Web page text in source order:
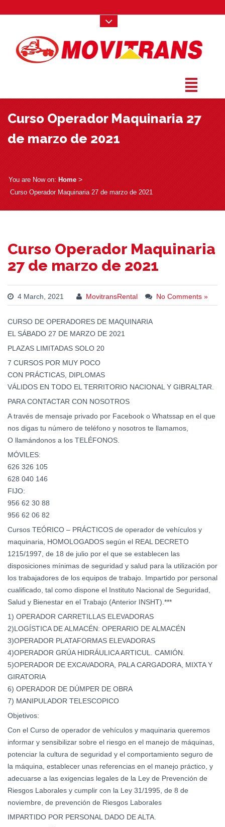
Curso Operador Maquinaria 27
de marzo de 2021
You are Now on:Home­ > ­
Curso Operador Maquinaria 27 de marzo de 2021
Curso Operador Maquinaria
27 de marzo de 2021
4 March, 2021 MovitransRental No Comments »
CURSO DE OPERADORES DE MAQUINARIA
EL SÁBADO 27 DE MARZO DE 2021
PLAZAS LIMITADAS SOLO 20
7 CURSOS POR MUY POCO
CON PRÁCTICAS, DIPLOMAS
VÁLIDOS EN TODO EL TERRITORIO NACIONAL Y GIBRALTAR.
PARA CONTACTAR CON NOSOTROS
A través de mensaje privado por Facebook o Whatssap en el que
nos digas tu número de teléfono y nosotros te llamamos,
O llamándonos a los TELÉFONOS.
MÓVILES:
626 326 105
628 040 146
FIJO:
956 62 30 88
956 62 06 82
Cursos TEÓRICO – PRÁCTICOS de operador de vehículos y
maquinaria, HOMOLOGADOS según el REAL DECRETO
1215/1997, de 18 de julio por el que se establecen las
disposiciones mínimas de seguridad y salud para la utilización por
los trabajadores de los equipos de trabajo. Impartido por personal
cualificado, tal como dispone el Instituto Nacional de Seguridad,
Salud y Bienestar en el Trabajo (Anterior INSHT).***
1) OPERADOR CARRETILLAS ELEVADORAS
2)LOGÍSTICA DE ALMACÉN: OPERARIO DE ALMACÉN
3)OPERADOR PLATAFORMAS ELEVADORAS
4)OPERADOR GRÚA HIDRÁULICA ARTICUL. CAMIÓN.
5)OPERADOR DE EXCAVADORA, PALA CARGADORA, MIXTA Y
GIRATORIA
6) OPERADOR DE DÚMPER DE OBRA
7) MANIPULADOR TELESCOPICO
Objetivos:
Con el Curso de operador de vehículos y maquinaria queremos
informar y sensibilizar sobre el riesgo en el manejo de máquinas,
potenciar la cultura de seguridad y el comportamiento seguro de
la máquina, establecer unas referencias en el manejo práctico, y
adecuarse a las exigencias legales de la Ley de Prevención de
Riesgos Laborales y cumplir con la Ley 31/1995, de 8 de
noviembre, de prevención de Riesgos Laborales
IMPARTIDO POR PERSONAL DADO DE ALTA.